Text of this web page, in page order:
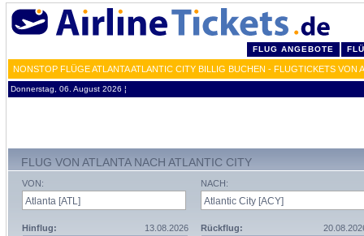
FLUG ANGEBOTE
NONSTOP FLÜGE ATLANTA ATLANTIC CITY BILLIG BUCHEN - FLUGTICKETS VON
Donnerstag, 06. August 2026 ¦
FLUG VON ATLANTA NACH ATLANTIC CITY
VON:
Hinflug: 13.08.2026
NACH:
Rückflug: